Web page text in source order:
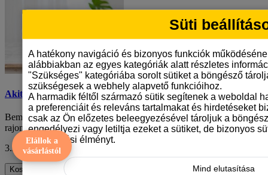
Akita inu mintás bögre
Bemutatjuk az akita inu mintás bögrét, amelyet az akita inu
rajongóknak terveztünk. Ez a bögre egyed..
3.290 FtÁFA nélkül: 2.591 Ft
Kosárba
Elállok a
vásárlástól
Süti
A hatékony navigáció és bizonyos funkciók
alábbiakban az egyes kategóriák alatt részletes
"Szükséges" kategóriába sorolt sütiket a böngésző
szükségesek a webhely alapvető funkcióihoz.
A harmadik féltől származó sütik segítenek a weboldal
a preferenciáit és releváns tartalmakat és hirdetéseket
csak az Ön előzetes beleegyezésével tároljuk a
engedélyezi vagy letiltja ezeket a sütiket, de bizonyos
böngészési élményt.
Mind elutasítása